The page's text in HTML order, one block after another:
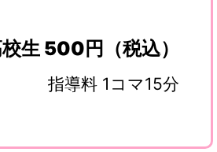
生 500円（税込）
指導料 1コマ15分